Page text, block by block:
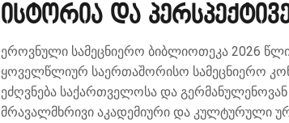
ისტორია და
ეროვნული სამეცნიერო ბიბლიოთეკა 2026
ყოველწლიურ საერთაშორისო სამეცნიერო
ეძღვნება საქართველოსა და
მრავალმხრივი აკადემიური და კულტურული